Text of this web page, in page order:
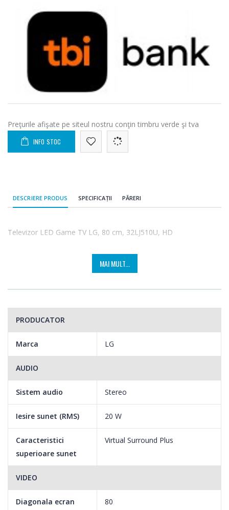
Preţurile afişate pe siteul nostru conţin timbru verde şi tva
INFO STOC
DESCRIERE PRODUS SPECIFICAȚII PĂRERI
Televizor LED Game TV LG, 80 cm, 32LJ510U, HD
MAI MULT...
PRODUCATOR
Marca LG
AUDIO
Sistem audio Stereo
Iesire sunet (RMS) 20 W
Caracteristici
superioare sunet
Virtual Surround Plus
VIDEO
Diagonala ecran
80